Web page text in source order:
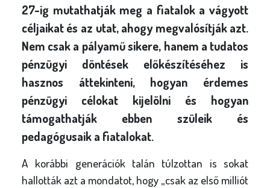
27-ig mutathatják meg a fiatalok a vágyott
céljaikat és az utat, ahogy megvalósítják azt.
Nem csak a pályamű sikere, hanem a tudatos
pénzügyi döntések előkészítéséhez is
hasznos áttekinteni, hogyan érdemes
pénzügyi célokat kijelölni és hogyan
támogathatják ebben szüleik és
pedagógusaik a fiatalokat.
A korábbi generációk talán túlzottan is sokat
hallották azt a mondatot, hogy „csak az első milliót